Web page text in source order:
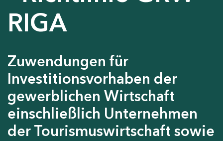
RIGA
Zuwendungen für
Investitionsvorhaben der
gewerblichen Wirtschaft
einschließlich Unternehmen
der Tourismuswirtschaft sowie